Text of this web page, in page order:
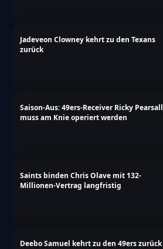
Jadeveon Clowney kehrt zu den Texans
zurück
Saison-Aus: 49ers-Receiver Ricky Pearsall
muss am Knie operiert werden
Saints binden Chris Olave mit 132-
Millionen-Vertrag langfristig
Deebo Samuel kehrt zu den 49ers zurück